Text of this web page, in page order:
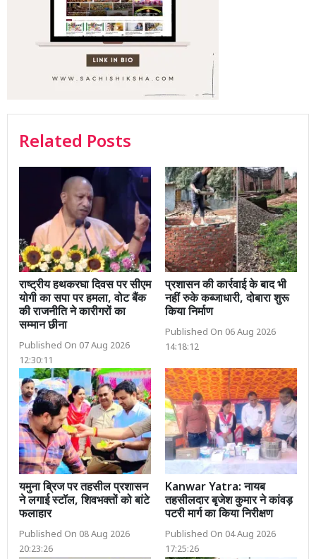
Related Posts
राष्ट्रीय हथकरघा दिवस पर सीएम
योगी का सपा पर हमला, वोट बैंक
की राजनीति ने कारीगरों का
सम्मान छीना
Published On 07 Aug 2026
12:30:11
प्रशासन की कार्रवाई के बाद भी
नहीं रुके कब्जाधारी, दोबारा शुरू
किया निर्माण
Published On 06 Aug 2026
14:18:12
यमुना ब्रिज पर तहसील प्रशासन
ने लगाई स्टॉल, शिवभक्तों को बांटे
फलाहार
Published On 08 Aug 2026
20:23:26
Kanwar Yatra: नायब
तहसीलदार बृजेश कुमार ने कांवड़
पटरी मार्ग का किया निरीक्षण
Published On 04 Aug 2026
17:25:26